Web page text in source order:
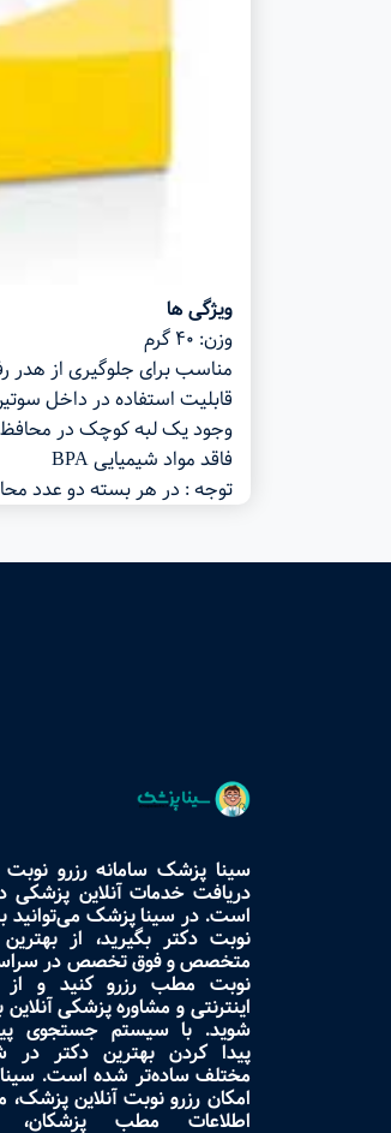
ویژگی ها
وزن: ۴۰ گرم
مناسب برای جلوگیری از هدر
قابلیت استفاده در داخل
وجود یک لبه کوچک در
فاقد مواد شیمیایی BPA
توجه : در هر بسته دو عدد
سینا پزشک سامانه رزرو
دریافت خدمات آنلاین پزشکی
است. در سینا پزشک می‌توانید
نوبت دکتر بگیرید، از
متخصص و فوق تخصص در
نوبت مطب رزرو کنید و از
اینترنتی و مشاوره پزشکی آنلاین
شوید. با سیستم جستجوی
پیدا کردن بهترین دکتر در
مختلف ساده‌تر شده است.
امکان رزرو نوبت آنلاین
اطلاعات مطب پزشکان،